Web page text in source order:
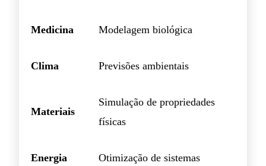
Medicina Modelagem biológica
Clima Previsões ambientais
Materiais
Simulação de propriedades
físicas
Energia Otimização de sistemas